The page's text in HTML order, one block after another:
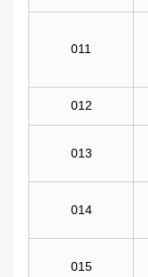
011
012
013
014
015